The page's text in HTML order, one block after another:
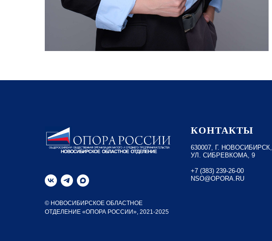
© НОВОСИБИРСКОЕ ОБЛАСТНОЕ
ОТДЕЛЕНИЕ «ОПОРА РОССИИ», 2021-2025
КОНТАКТЫ
630007, Г. НОВОСИБИРСК,
УЛ. СИБРЕВКОМА, 9
+7 (383) 239-26-00
NSO@OPORA.RU